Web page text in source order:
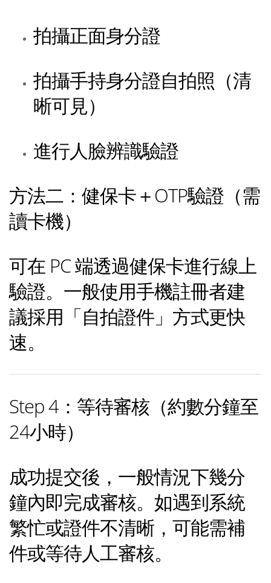
拍攝正面身分證
拍攝手持身分證自拍照（清
晰可見）
進行人臉辨識驗證
方法二：健保卡＋OTP驗證（需
讀卡機）
可在 PC 端透過健保卡進行線上
驗證。一般使用手機註冊者建
議採用「自拍證件」方式更快
速。
Step 4：等待審核（約數分鐘至
24小時）
成功提交後，一般情況下幾分
鐘內即完成審核。如遇到系統
繁忙或證件不清晰，可能需補
件或等待人工審核。